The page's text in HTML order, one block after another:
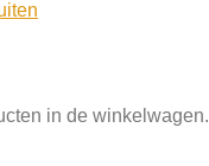
in de winkelwagen.